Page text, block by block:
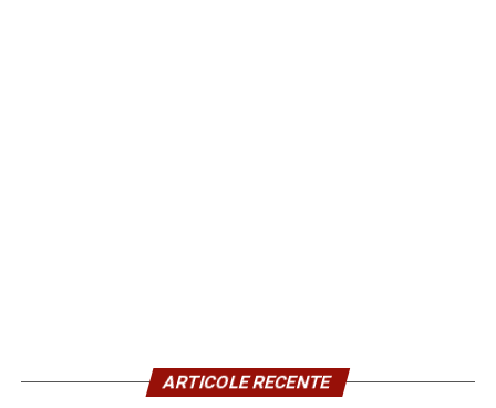
ARTICOLE RECENTE